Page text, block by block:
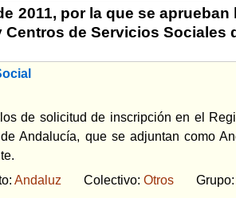
2011, por la que se
de Servicios Sociales
de solicitud de inscripción en el
Andalucía, que se adjuntan como
Andaluz Colectivo: OtrosGrupo: